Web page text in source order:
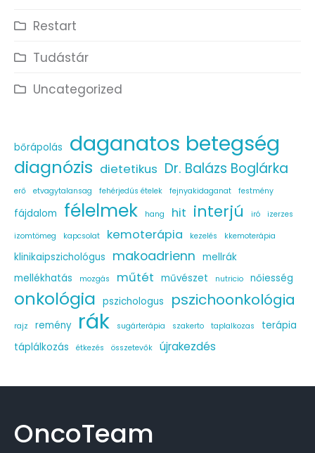
Restart
Tudástár
Uncategorized
bőrápolás daganatos betegség
diagnózis dietetikus Dr. Balázs Boglárka
erő etvagytalansag fehérjedús ételek fejnyakidaganat festmény
fájdalom félelmek hang hit interjú iró izerzes
izomtömeg kapcsolat kemoterápia kezelés kkemoterápia
klinikaipszichológus makoadrienn mellrák
mellékhatás
mozgás műtét művészet nutricio nőiesség
onkológia pszichologus pszichoonkológia
rajz remény rák sugárterápia szakerto taplalkozas
terápia
táplálkozás
étkezés összetevők újrakezdés
OncoTeam